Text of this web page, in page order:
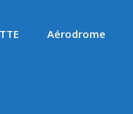
Aérodrome